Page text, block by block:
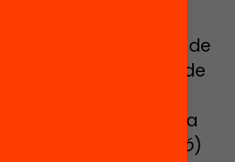
uns 71.000 infants de
el que equival a 2 de
el 66% va a una
i el 34% a una privada
d’Educació)